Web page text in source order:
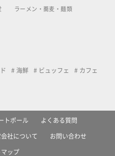
ラーメン・蕎麦・麺類
海鮮 ビュッフェ
カフェ
トポール よくある質問
社について お問い合わせ
マップ